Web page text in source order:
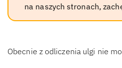
na naszych stronach,
Obecnie z odliczenia ulgi nie